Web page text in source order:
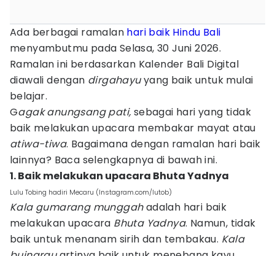
Ada berbagai ramalan hari baik Hindu Bali
menyambutmu pada Selasa, 30 Juni 2026.
Ramalan ini berdasarkan Kalender Bali Digital
diawali dengan dirgahayuyang baik untuk mulai
belajar.
Gagak anungsang pati, sebagai hari yang tidak
baik melakukan upacara membakar mayat atau
atiwa-tiwa. Bagaimana dengan ramalan hari baik
lainnya? Baca selengkapnya di bawah ini.
1. Baik melakukan upacara Bhuta Yadnya
Lulu Tobing hadiri Mecaru (Instagram.com/lutob)
Kala gumarang munggahadalah hari baik
melakukan upacara Bhuta Yadnya. Namun, tidak
baik untuk menanam sirih dan tembakau. Kala